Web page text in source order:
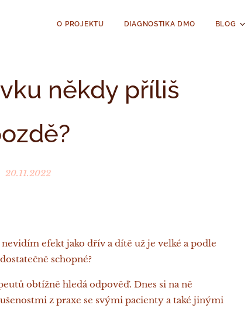
O PROJEKTU DIAGNOSTIKA DMO BLOG
někdy příliš
20.11.2022
efekt jako dřív a dítě už je velké a podle
schopné?
obtížně hledá odpověď. Dnes si na ně
z praxe se svými pacienty a také jinými